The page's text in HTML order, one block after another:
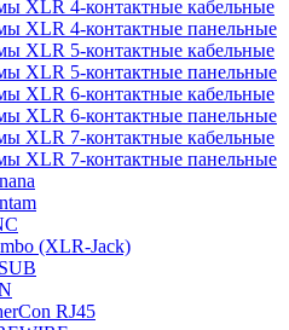
XLR 4-контактные кабельные
XLR 4-контактные панельные
XLR 5-контактные кабельные
XLR 5-контактные панельные
XLR 6-контактные кабельные
XLR 6-контактные панельные
XLR 7-контактные кабельные
XLR 7-контактные панельные
(XLR-Jack)
RJ45